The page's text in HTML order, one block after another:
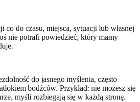
co do czasu, miejsca, sytuacji lub własnej
nie potrafi powiedzieć, który mamy
do jasnego myślenia, często
bodźców. Przykład: nie możesz się
myśli rozbiegają się w każdą stronę.